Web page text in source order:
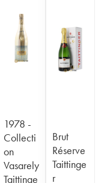
1978 -
Collecti
on
Vasarely
Taittinge
Brut
Réserve
Taittinge
r